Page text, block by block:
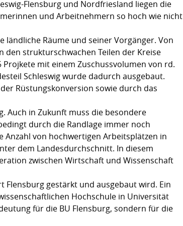
Flensburg und Nordfriesland liegen die
und Arbeitnehmern so hoch wie nicht
Räume und seiner Vorgänger. Von
den strukturschwachen Teilen der Kreise
mit einem Zuschussvolumen von rd.
Schleswig wurde dadurch ausgebaut.
Rüstungskonversion sowie durch das
Auch in Zukunft muss die besondere
durch die Randlage immer noch
von hochwertigen Arbeitsplätzen in
dem Landesdurchschnitt. In diesem
zwischen Wirtschaft und Wissenschaft
Flensburg gestärkt und ausgebaut wird. Ein
Hochschule in Universität
für die BU Flensburg, sondern für die